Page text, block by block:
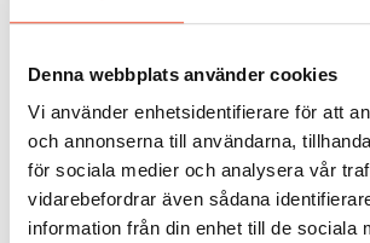
Denna webbplats använder cookies
Vi använder enhetsidentifierare för att
och annonserna till användarna,
för sociala medier och analysera vår
vidarebefordrar även sådana
information från din enhet till de sociala
fosforraffinering sker under
speciellt om avslaggning sker. Ny
genom tillsats av kalk, flusspat och ett
reduktionsmedel för att reducera
slaggen. Används ferrokisel som
man en så kallad ”vit slagg” som